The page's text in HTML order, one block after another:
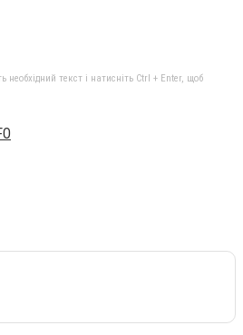
текст і натисніть Ctrl + Enter, щоб